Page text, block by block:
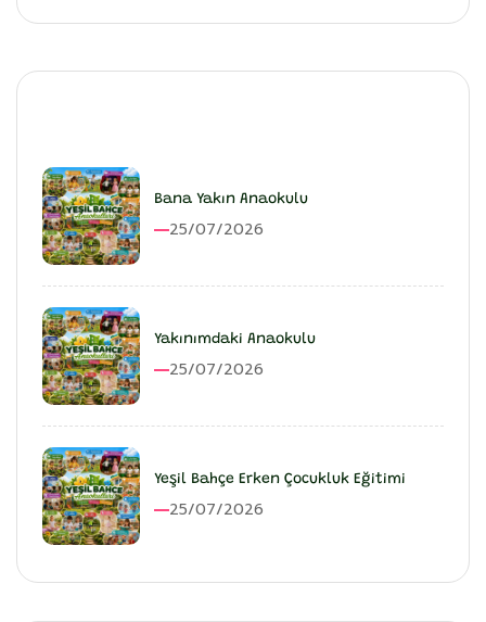
Bana Yakın Anaokulu
25/07/2026
Yakınımdaki Anaokulu
25/07/2026
Yeşil Bahçe Erken Çocukluk Eğitimi
25/07/2026